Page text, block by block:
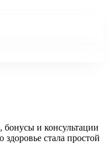
бонусы и консультации
стала простой